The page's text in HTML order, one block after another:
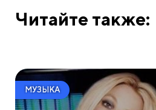
Читайте также:
МУЗЫКА